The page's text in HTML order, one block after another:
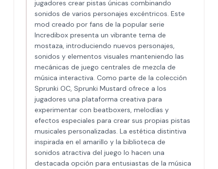
jugadores crear pistas únicas combinando
sonidos de varios personajes excéntricos. Este
mod creado por fans de la popular serie
Incredibox presenta un vibrante tema de
mostaza, introduciendo nuevos personajes,
sonidos y elementos visuales manteniendo las
mecánicas de juego centrales de mezcla de
música interactiva. Como parte de la colección
Sprunki OC, Sprunki Mustard ofrece a los
jugadores una plataforma creativa para
experimentar con beatboxers, melodías y
efectos especiales para crear sus propias pistas
musicales personalizadas. La estética distintiva
inspirada en el amarillo y la biblioteca de
sonidos atractiva del juego lo hacen una
destacada opción para entusiastas de la música